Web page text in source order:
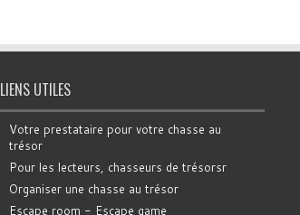
LIENS UTILES
Votre prestataire pour votre chasse au
trésor
Pour les lecteurs, chasseurs de trésorsr
Organiser une chasse au trésor
Escape room - Escape game